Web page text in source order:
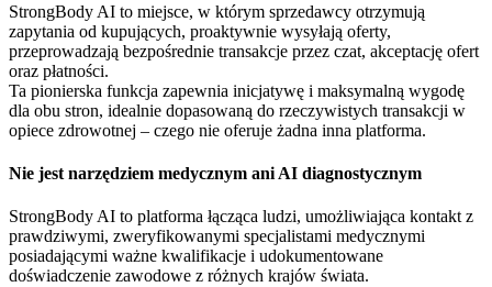
StrongBody AI to miejsce, w którym sprzedawcy otrzymują
zapytania od kupujących, proaktywnie wysyłają oferty,
przeprowadzają bezpośrednie transakcje przez czat, akceptację ofert
oraz płatności.
Ta pionierska funkcja zapewnia inicjatywę i maksymalną wygodę
dla obu stron, idealnie dopasowaną do rzeczywistych transakcji w
opiece zdrowotnej – czego nie oferuje żadna inna platforma.
Nie jest narzędziem medycznym ani AI diagnostycznym
StrongBody AI to platforma łącząca ludzi, umożliwiająca kontakt z
prawdziwymi, zweryfikowanymi specjalistami medycznymi
posiadającymi ważne kwalifikacje i udokumentowane
doświadczenie zawodowe z różnych krajów świata.